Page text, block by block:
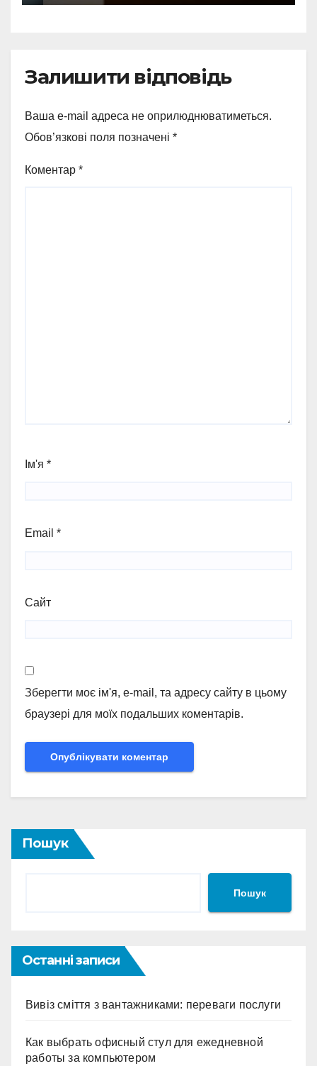
Залишити відповідь
Ваша e-mail адреса не оприлюднюватиметься.
Обов’язкові поля позначені *
Коментар *
Ім'я *
Email *
Сайт
Зберегти моє ім'я, e-mail, та адресу сайту в цьому
браузері для моїх подальших коментарів.
Пошук
Пошук
Останні записи
Вивіз сміття з вантажниками: переваги послуги
Как выбрать офисный стул для ежедневной
работы за компьютером